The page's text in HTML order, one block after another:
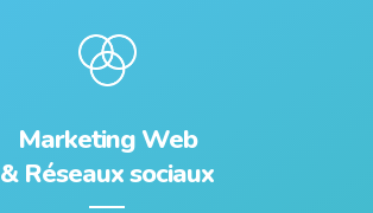
Marketing Web
& Réseaux sociaux